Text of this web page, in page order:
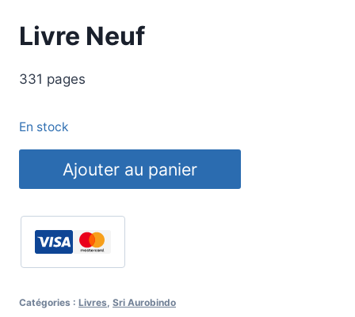
Livre Neuf
331 pages
En stock
future
l'humanité
Sri
Ajouter au panier
Catégories : Livres Sri Aurobindo